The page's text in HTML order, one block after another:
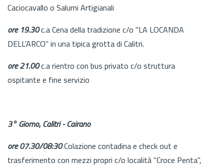
Caciocavallo o Salumi Artigianali
ore 19.30c.a Cena della tradizione c/o "LA LOCANDA
DELL'ARCO" in una tipica grotta di Calitri.
ore 21.00c.a rientro con bus privato c/o struttura
ospitante e fine servizio
3° Giorno, Calitri - Cairano
ore 07.30/08:30Colazione contadina e check out e
trasferimento con mezzi propri c/o località "Croce Penta",